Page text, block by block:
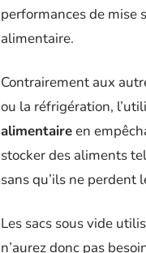
performances de mise
alimentaire.
Contrairement aux
ou la réfrigération,
alimentaireen
stocker des aliments
sans qu’ils ne
Les sacs sous vide
n’aurez donc pas